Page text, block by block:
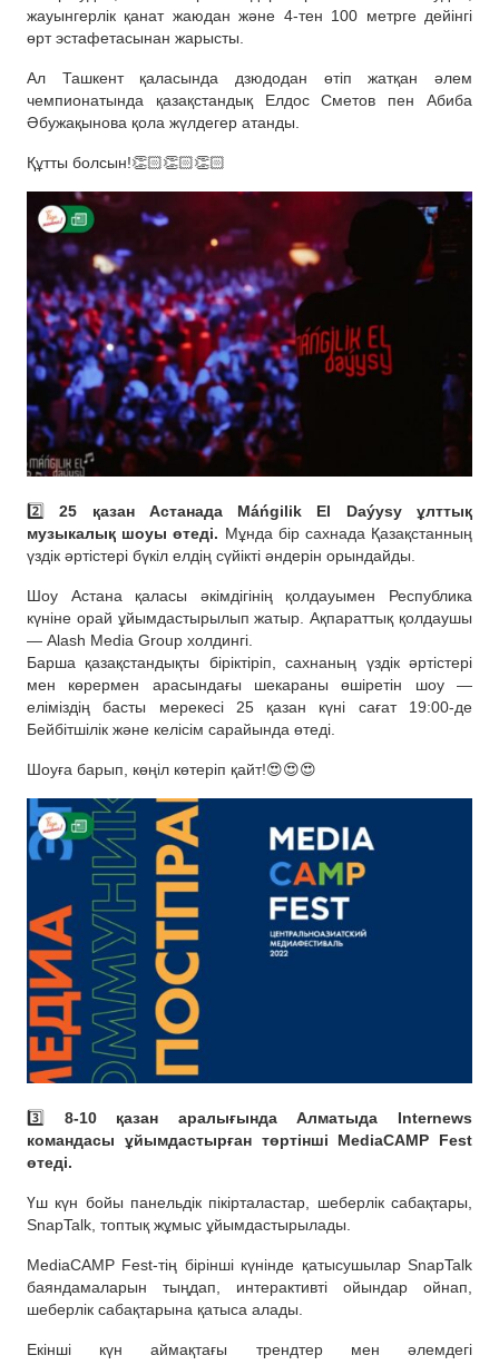
жауынгерлік қанат жаюдан және 4-тен 100 метрге дейінгі
өрт эстафетасынан жарысты.
Ал Ташкент қаласында дзюдодан өтіп жатқан әлем
чемпионатында қазақстандық Елдос Сметов пен Абиба
Әбужақынова қола жүлдегер атанды.
Құтты болсын!👏🏻👏🏻👏🏻
2️⃣25 қазан Астанада Máńgilik El Daýysy ұлттық
музыкалық шоуы өтеді. Мұнда бір сахнада Қазақстанның
үздік әртістері бүкіл елдің сүйікті әндерін орындайды.
Шоу Астана қаласы әкімдігінің қолдауымен Республика
күніне орай ұйымдастырылып жатыр. Ақпараттық қолдаушы
— Alash Media Group холдингі.
Барша қазақстандықты біріктіріп, сахнаның үздік әртістері
мен көрермен арасындағы шекараны өшіретін шоу —
еліміздің басты мерекесі 25 қазан күні сағат 19:00-де
Бейбітшілік және келісім сарайында өтеді.
Шоуға барып, көңіл көтеріп қайт!😍😍😍
3️⃣ 8-10 қазан аралығында Алматыда Internews
командасы ұйымдастырған төртінші MediaCAMP Fest
өтеді.
Үш күн бойы панельдік пікірталастар, шеберлік сабақтары,
SnapTalk, топтық жұмыс ұйымдастырылады.
MediaCAMP Fest-тің бірінші күнінде қатысушылар SnapTalk
баяндамаларын тыңдап, интерактивті ойындар ойнап,
шеберлік сабақтарына қатыса алады.
Екінші күн аймақтағы трендтер мен әлемдегі